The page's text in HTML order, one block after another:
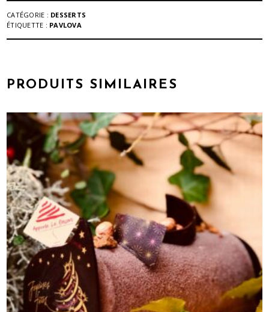
CATÉGORIE : DESSERTS
ÉTIQUETTE : PAVLOVA
PRODUITS SIMILAIRES